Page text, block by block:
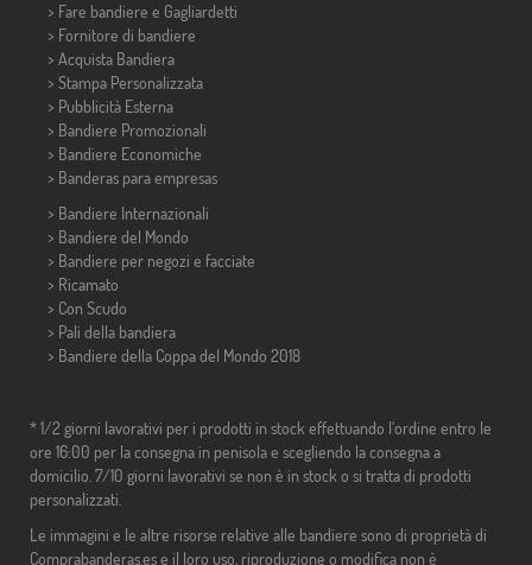
> Fare bandiere e Gagliardetti
> Fornitore di bandiere
> Acquista Bandiera
> Stampa Personalizzata
> Pubblicità Esterna
> Bandiere Promozionali
> Bandiere Economiche
> Banderas para empresas
> Bandiere Internazionali
> Bandiere del Mondo
> Bandiere per negozi e facciate
> Ricamato
> Con Scudo
> Pali della bandiera
> Bandiere della Coppa del Mondo 2018
* 1/2 giorni lavorativi per i prodotti in stock effettuando l'ordine entro le
ore 16:00 per la consegna in penisola e scegliendo la consegna a
domicilio. 7/10 giorni lavorativi se non è in stock o si tratta di prodotti
personalizzati.
Le immagini e le altre risorse relative alle bandiere sono di proprietà di
Comprabanderas.es e il loro uso, riproduzione o modifica non è